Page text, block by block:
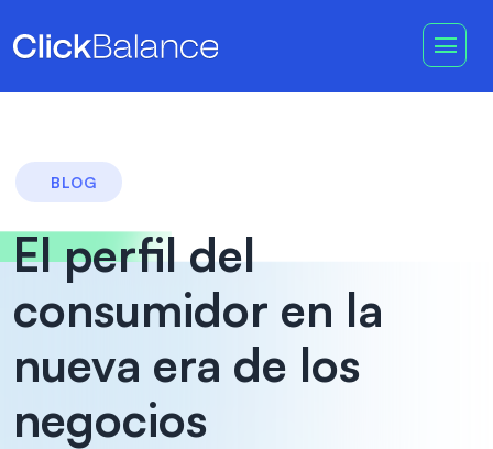
BLOG
El perfil del
consumidor en la
nueva era de los
negocios